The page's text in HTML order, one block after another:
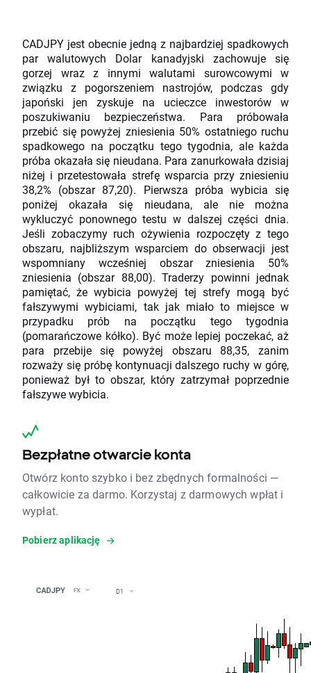
CADJPY jest obecnie jedną z najbardziej spadkowych
par walutowych Dolar kanadyjski zachowuje się
gorzej wraz z innymi walutami surowcowymi w
związku z pogorszeniem nastrojów, podczas gdy
japoński jen zyskuje na ucieczce inwestorów w
poszukiwaniu bezpieczeństwa. Para próbowała
przebić się powyżej zniesienia 50% ostatniego ruchu
spadkowego na początku tego tygodnia, ale każda
próba okazała się nieudana. Para zanurkowała dzisiaj
niżej i przetestowała strefę wsparcia przy zniesieniu
38,2% (obszar 87,20). Pierwsza próba wybicia się
poniżej okazała się nieudana, ale nie można
wykluczyć ponownego testu w dalszej części dnia.
Jeśli zobaczymy ruch ożywienia rozpoczęty z tego
obszaru, najbliższym wsparciem do obserwacji jest
wspomniany wcześniej obszar zniesienia 50%
zniesienia (obszar 88,00). Traderzy powinni jednak
pamiętać, że wybicia powyżej tej strefy mogą być
fałszywymi wybiciami, tak jak miało to miejsce w
przypadku prób na początku tego tygodnia
(pomarańczowe kółko). Być może lepiej poczekać, aż
para przebije się powyżej obszaru 88,35, zanim
rozważy się próbę kontynuacji dalszego ruchy w górę,
ponieważ był to obszar, który zatrzymał poprzednie
fałszywe wybicia.
Bezpłatne otwarcie konta
Otwórz konto szybko i bez zbędnych formalności —
całkowicie za darmo. Korzystaj z darmowych wpłat i
wypłat.
Pobierz aplikację